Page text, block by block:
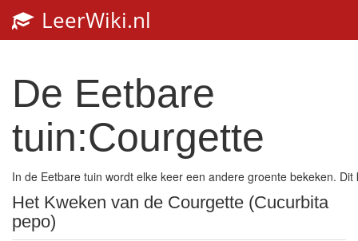
LeerWiki.nl
De Eetbare
tuin:Courgette
In de Eetbare tuin wordt elke keer een andere groente bekeken.
Het Kweken van de Courgette (Cucurbita
pepo)